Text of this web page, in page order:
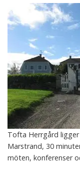
Tofta Herrgård ligger
Marstrand, 30
möten, konferenser